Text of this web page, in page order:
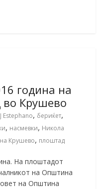
година на
во Крушево
Estephano, бериќет,
, насмевки, Никола
Крушево, плоштад
На плоштадот
на Општина
на Општина